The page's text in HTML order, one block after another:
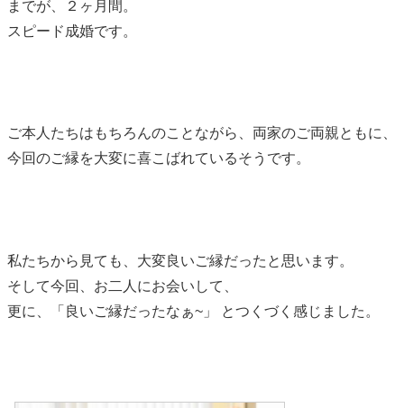
までが、２ヶ月間。
スピード成婚です。
ご本人たちはもちろんのことながら、両家のご両親ともに、
今回のご縁を大変に喜こばれているそうです。
私たちから見ても、大変良いご縁だったと思います。
そして今回、お二人にお会いして、
更に、「良いご縁だったなぁ~」 とつくづく感じました。